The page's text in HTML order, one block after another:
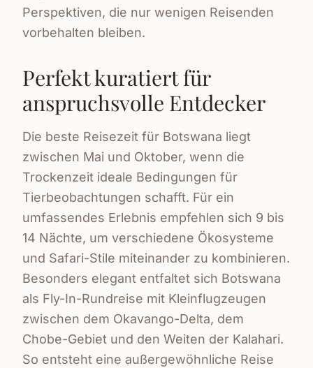
Perspektiven, die nur wenigen Reisenden
vorbehalten bleiben.
Perfekt kuratiert für
anspruchsvolle Entdecker
Die beste Reisezeit für Botswana liegt
zwischen Mai und Oktober, wenn die
Trockenzeit ideale Bedingungen für
Tierbeobachtungen schafft. Für ein
umfassendes Erlebnis empfehlen sich 9 bis
14 Nächte, um verschiedene Ökosysteme
und Safari-Stile miteinander zu kombinieren.
Besonders elegant entfaltet sich Botswana
als Fly-In-Rundreise mit Kleinflugzeugen
zwischen dem Okavango-Delta, dem
Chobe-Gebiet und den Weiten der Kalahari.
So entsteht eine außergewöhnliche Reise